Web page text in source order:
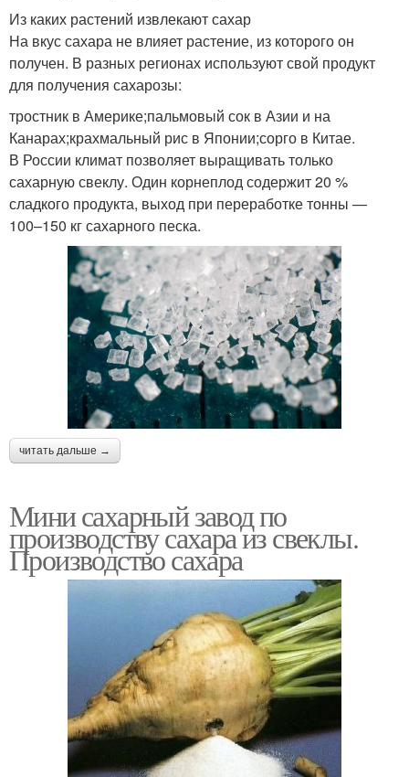
Из каких растений извлекают сахар
На вкус сахара не влияет растение, из которого он
получен. В разных регионах используют свой продукт
для получения сахарозы:
тростник в Америке;пальмовый сок в Азии и на
Канарах;крахмальный рис в Японии;сорго в Китае.
В России климат позволяет выращивать только
сахарную свеклу. Один корнеплод содержит 20 %
сладкого продукта, выход при переработке тонны —
100–150 кг сахарного песка.
читать дальше →
Мини сахарный завод по
производству сахара из свеклы.
Производство сахара